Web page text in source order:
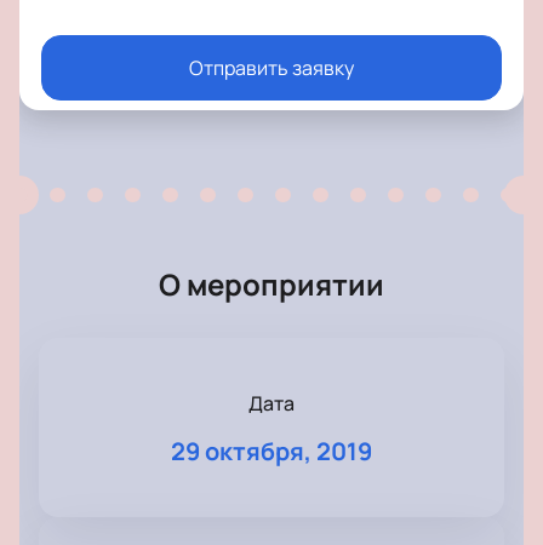
Отправить заявку
О мероприятии
Дата
29 октября, 2019